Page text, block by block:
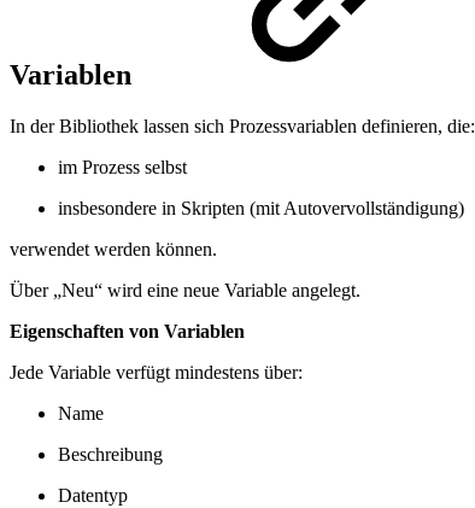
Variablen
In der Bibliothek lassen sich Prozessvariablen definieren, die:
im Prozess selbst
insbesondere in Skripten (mit Autovervollständigung)
verwendet werden können.
Über „Neu“ wird eine neue Variable angelegt.
Eigenschaften von Variablen
Jede Variable verfügt mindestens über:
Name
Beschreibung
Datentyp